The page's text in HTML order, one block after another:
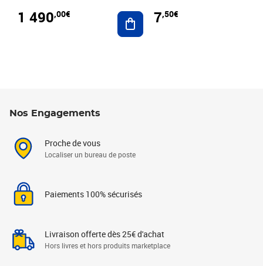
1 490,00€ Ajouter au panier
7,50€
Nos Engagements
Proche de vous
Localiser un bureau de poste
Paiements 100% sécurisés
Livraison offerte dès 25€ d'achat
Hors livres et hors produits marketplace